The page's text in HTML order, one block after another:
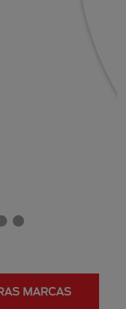
MARCAS